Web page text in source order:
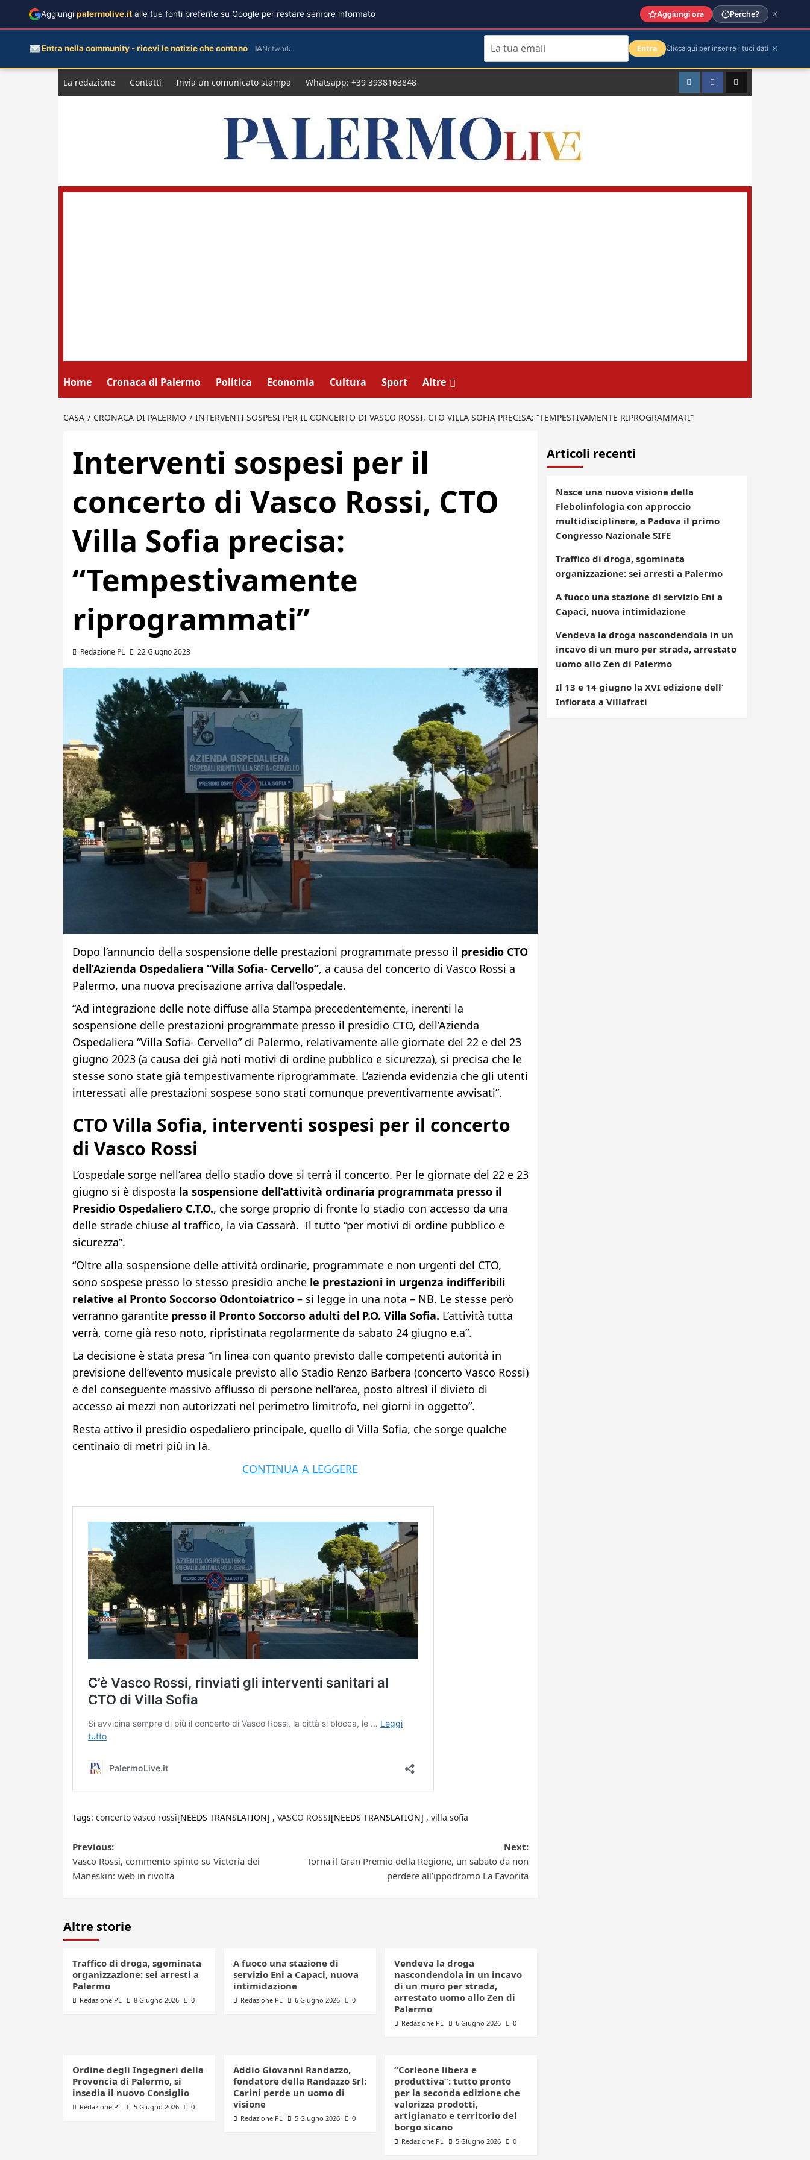
La redazione Contatti Invia un comunicato stampa Whatsapp: +39 3938163848 InstagramFacebookTikTok
Home Cronaca di Palermo Politica Economia Cultura Sport Altre
CASA CRONACA DI PALERMO INTERVENTI SOSPESI PER IL CONCERTO DI VASCO ROSSI, CTO VILLA SOFIA PRECISA: “TEMPESTIVAMENTE RIPROGRAMMATI”
Interventi sospesi per il
concerto di Vasco Rossi, CTO
Villa Sofia precisa:
“Tempestivamente
riprogrammati”
Redazione PL 22 Giugno 2023
Dopo l’annuncio della sospensione delle prestazioni programmate presso il presidio CTO
dell’Azienda Ospedaliera “Villa Sofia- Cervello”, a causa del concerto di Vasco Rossi a
Palermo, una nuova precisazione arriva dall’ospedale.
“Ad integrazione delle note diffuse alla Stampa precedentemente, inerenti la
sospensione delle prestazioni programmate presso il presidio CTO, dell’Azienda
Ospedaliera “Villa Sofia- Cervello” di Palermo, relativamente alle giornate del 22 e del 23
giugno 2023 (a causa dei già noti motivi di ordine pubblico e sicurezza), si precisa che le
stesse sono state già tempestivamente riprogrammate. L’azienda evidenzia che gli utenti
interessati alle prestazioni sospese sono stati comunque preventivamente avvisati”.
CTO Villa Sofia, interventi sospesi per il concerto
di Vasco Rossi
L’ospedale sorge nell’area dello stadio dove si terrà il concerto. Per le giornate del 22 e 23
giugno si è disposta la sospensione dell’attività ordinaria programmata presso il
Presidio Ospedaliero C.T.O., che sorge proprio di fronte lo stadio con accesso da una
delle strade chiuse al traffico, la via Cassarà. Il tutto “per motivi di ordine pubblico e
sicurezza”.
“Oltre alla sospensione delle attività ordinarie, programmate e non urgenti del CTO,
sono sospese presso lo stesso presidio anche le prestazioni in urgenza indifferibili
relative al Pronto Soccorso Odontoiatrico– si legge in una nota – NB. Le stesse però
verranno garantite presso il Pronto Soccorso adulti del P.O. Villa Sofia. L’attività tutta
verrà, come già reso noto, ripristinata regolarmente da sabato 24 giugno e.a”.
La decisione è stata presa “in linea con quanto previsto dalle competenti autorità in
previsione dell’evento musicale previsto allo Stadio Renzo Barbera (concerto Vasco Rossi)
e del conseguente massivo afflusso di persone nell’area, posto altresì il divieto di
accesso ai mezzi non autorizzati nel perimetro limitrofo, nei giorni in oggetto”.
Resta attivo il presidio ospedaliero principale, quello di Villa Sofia, che sorge qualche
centinaio di metri più in là.
CONTINUA A LEGGERE
Tags: concerto vasco rossi[NEEDS TRANSLATION] , VASCO ROSSI[NEEDS TRANSLATION] , villa sofia
Post
navigation
Previous:
Vasco Rossi, commento spinto su Victoria dei
Maneskin: web in rivolta
Next:
Torna il Gran Premio della Regione, un sabato da non
perdere all’ippodromo La Favorita
Altre storie
Traffico di droga, sgominata
organizzazione: sei arresti a
Palermo
Redazione PL 8 Giugno 2026 0
A fuoco una stazione di
servizio Eni a Capaci, nuova
intimidazione
Redazione PL 6 Giugno 2026 0
Vendeva la droga
nascondendola in un incavo
di un muro per strada,
arrestato uomo allo Zen di
Palermo
Redazione PL 6 Giugno 2026 0
Ordine degli Ingegneri della
Provoncia di Palermo, si
insedia il nuovo Consiglio
Redazione PL 5 Giugno 2026 0
Addio Giovanni Randazzo,
fondatore della Randazzo Srl:
Carini perde un uomo di
visione
Redazione PL 5 Giugno 2026 0
“Corleone libera e
produttiva”: tutto pronto
per la seconda edizione che
valorizza prodotti,
artigianato e territorio del
borgo sicano
Redazione PL 5 Giugno 2026 0
Articoli recenti
Nasce una nuova visione della
Flebolinfologia con approccio
multidisciplinare, a Padova il primo
Congresso Nazionale SIFE
Traffico di droga, sgominata
organizzazione: sei arresti a Palermo
A fuoco una stazione di servizio Eni a
Capaci, nuova intimidazione
Vendeva la droga nascondendola in un
incavo di un muro per strada, arrestato
uomo allo Zen di Palermo
Il 13 e 14 giugno la XVI edizione dell’
Infiorata a Villafrati
Aggiungi palermolive.it alle tue fonti preferite su Google per restare sempre informato Aggiungi ora Perche?
Entra nella community - ricevi le notizie che contano IANetwork Entra Clicca qui per inserire i tuoi dati